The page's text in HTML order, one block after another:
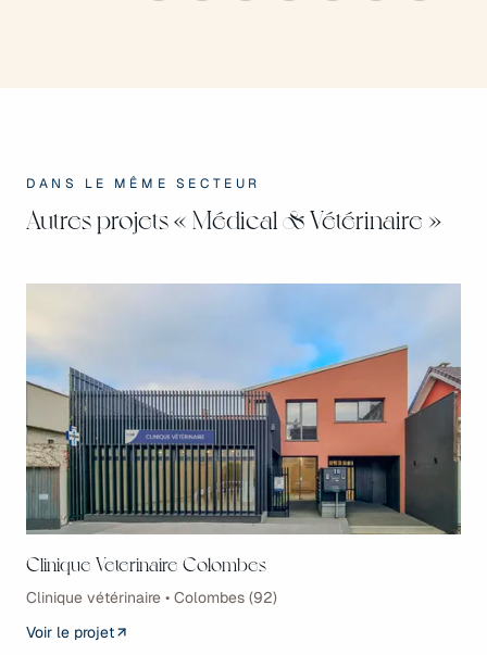
DANS LE MÊME SECTEUR
Autres projets « Médical & Vétérinaire »
Clinique Veterinaire Colombes
Clinique vétérinaire • Colombes (92)
Voir le projet